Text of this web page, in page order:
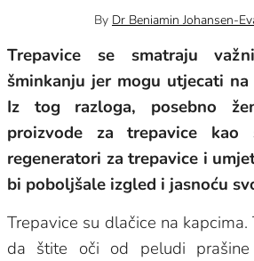
By Dr Beniamin Johansen-
Trepavice se smatraju
šminkanju jer mogu utjecati
Iz tog razloga, posebno
proizvode za trepavice kao
regeneratori za trepavice i
bi poboljšale izgled i jasnoću
Trepavice su dlačice na
da štite oči od peludi